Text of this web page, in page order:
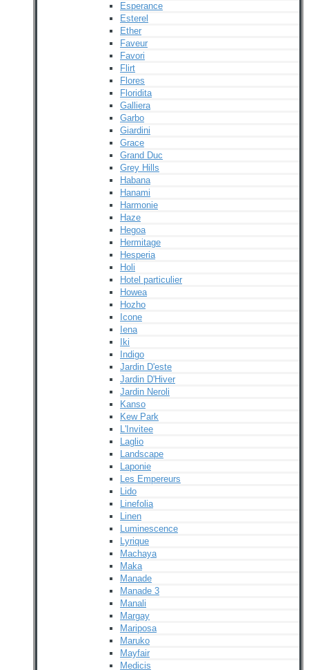
Esperance
Esterel
Ether
Faveur
Favori
Flirt
Flores
Floridita
Galliera
Garbo
Giardini
Grace
Grand Duc
Grey Hills
Habana
Hanami
Harmonie
Haze
Hegoa
Hermitage
Hesperia
Holi
Hotel particulier
Howea
Hozho
Icone
Iena
Iki
Indigo
Jardin D'este
Jardin D'Hiver
Jardin Neroli
Kanso
Kew Park
L'Invitee
Laglio
Landscape
Laponie
Les Empereurs
Lido
Linefolia
Linen
Luminescence
Lyrique
Machaya
Maka
Manade
Manade 3
Manali
Margay
Mariposa
Maruko
Mayfair
Medicis